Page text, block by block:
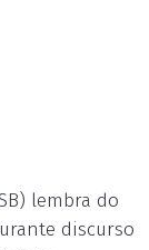
lembra do
discurso